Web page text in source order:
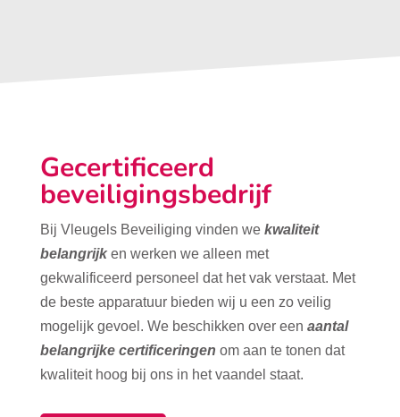
Gecertificeerd
beveiligingsbedrijf
Bij Vleugels Beveiliging vinden we kwaliteit
belangrijk en werken we alleen met
gekwalificeerd personeel dat het vak verstaat. Met
de beste apparatuur bieden wij u een zo veilig
mogelijk gevoel. We beschikken over een aantal
belangrijke certificeringen om aan te tonen dat
kwaliteit hoog bij ons in het vaandel staat.